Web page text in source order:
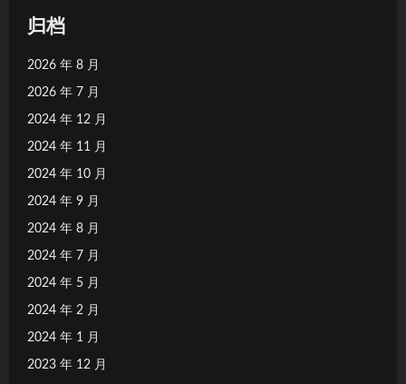
归档
2026 年 8 月
2026 年 7 月
2024 年 12 月
2024 年 11 月
2024 年 10 月
2024 年 9 月
2024 年 8 月
2024 年 7 月
2024 年 5 月
2024 年 2 月
2024 年 1 月
2023 年 12 月